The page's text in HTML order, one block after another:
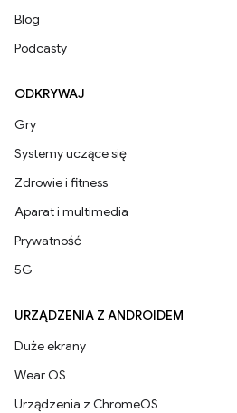
Blog
Podcasty
ODKRYWAJ
Gry
Systemy uczące się
Zdrowie i fitness
Aparat i multimedia
Prywatność
5G
URZĄDZENIA Z ANDROIDEM
Duże ekrany
Wear OS
Urządzenia z ChromeOS